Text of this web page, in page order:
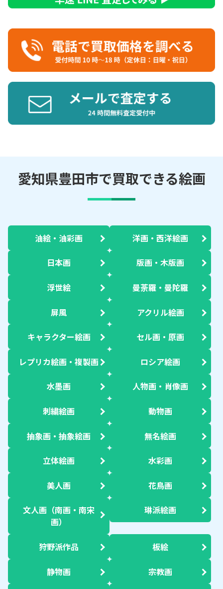
愛知県豊田市で買取できる絵画
油絵・油彩画 洋画・西洋絵画
日本画 版画・木版画
浮世絵 曼荼羅・曼陀羅
屏風 アクリル絵画
キャラクター絵画 セル画・原画
レプリカ絵画・複製画 ロシア絵画
水墨画 人物画・肖像画
刺繍絵画 動物画
抽象画・抽象絵画 無名絵画
立体絵画 水彩画
美人画 花鳥画
文人画（南画・南宋
画）
琳派絵画
狩野派作品 板絵
静物画 宗教画